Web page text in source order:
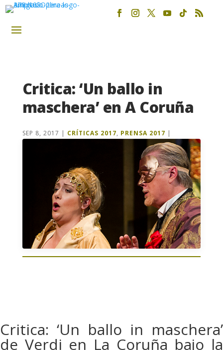
Critica: ‘Un ballo in
maschera’ en A Coruña
SEP 8, 2017 | CRÍTICAS 2017, PRENSA 2017 |
Critica: ‘Un ballo in maschera’
de Verdi en La Coruña bajo la